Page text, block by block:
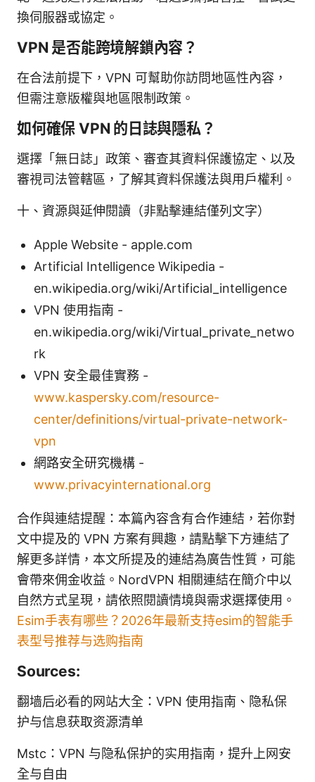
換伺服器或協定。
VPN 是否能跨境解鎖內容？
在合法前提下，VPN 可幫助你訪問地區性內容，
但需注意版權與地區限制政策。
如何確保 VPN 的日誌與隱私？
選擇「無日誌」政策、審查其資料保護協定、以及
審視司法管轄區，了解其資料保護法與用戶權利。
十、資源與延伸閱讀（非點擊連結僅列文字）
Apple Website - apple.com
Artificial Intelligence Wikipedia -
en.wikipedia.org/wiki/Artificial_intelligence
VPN 使用指南 -
en.wikipedia.org/wiki/Virtual_private_netwo
rk
VPN 安全最佳實務 -
www.kaspersky.com/resource-
center/definitions/virtual-private-network-
vpn
網路安全研究機構 -
www.privacyinternational.org
合作與連結提醒：本篇內容含有合作連結，若你對
文中提及的 VPN 方案有興趣，請點擊下方連結了
解更多詳情，本文所提及的連結為廣告性質，可能
會帶來佣金收益。NordVPN 相關連結在簡介中以
自然方式呈現，請依照閱讀情境與需求選擇使用。
Esim手表有哪些？2026年最新支持esim的智能手
表型号推荐与选购指南
Sources:
翻墙后必看的网站大全：VPN 使用指南、隐私保
护与信息获取资源清单
Mstc：VPN 与隐私保护的实用指南，提升上网安
全与自由